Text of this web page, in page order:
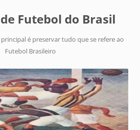
Futebol do Brasil
é preservar tudo que se refere ao
Futebol Brasileiro